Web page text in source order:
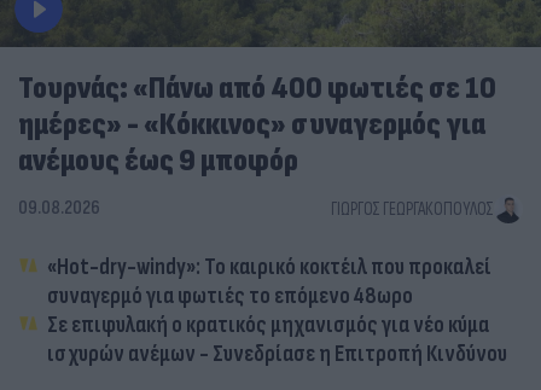
Τουρνάς: «Πάνω από 400 φωτιές σε 10
ημέρες» - «Κόκκινος» συναγερμός για
ανέμους έως 9 μποφόρ
09.08.2026 ΓΙΏΡΓΟΣ ΓΕΩΡΓΑΚΌΠΟΥΛΟΣ
«Hot-dry-windy»: Το καιρικό κοκτέιλ που προκαλεί
συναγερμό για φωτιές το επόμενο 48ωρο
Σε επιφυλακή ο κρατικός μηχανισμός για νέο κύμα
ισχυρών ανέμων - Συνεδρίασε η Επιτροπή Κινδύνου